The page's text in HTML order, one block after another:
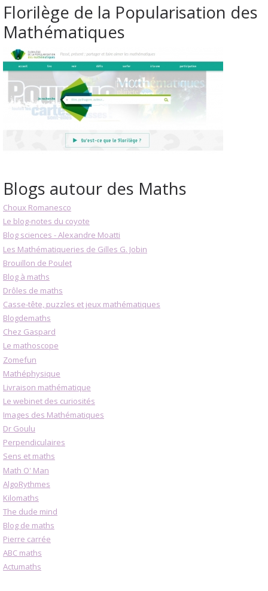
Florilège de la Popularisation des
Mathématiques
Blogs autour des Maths
Choux Romanesco
Le blog-notes du coyote
Blog sciences - Alexandre Moatti
Les Mathématiqueries de Gilles G. Jobin
Brouillon de Poulet
Blog à maths
Drôles de maths
Casse-tête, puzzles et jeux mathématiques
Blogdemaths
Chez Gaspard
Le mathoscope
Zomefun
Mathéphysique
Livraison mathématique
Le webinet des curiosités
Images des Mathématiques
Dr Goulu
Perpendiculaires
Sens et maths
Math O' Man
AlgoRythmes
Kilomaths
The dude mind
Blog de maths
Pierre carrée
ABC maths
Actumaths